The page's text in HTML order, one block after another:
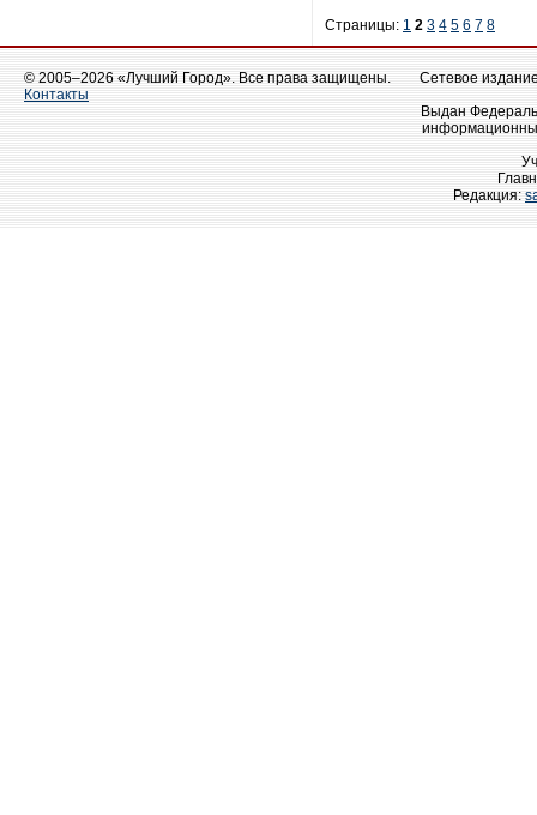
Страницы: 1 2 3 4 5 6 7 8
© 2005–2026 «Лучший Город». Все права защищены.
Контакты
Сетевое
Выдан
Редакция: